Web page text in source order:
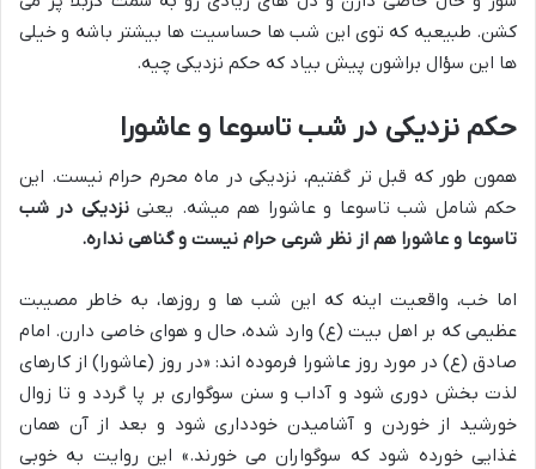
کشن. طبیعیه که توی این شب ها حساسیت ها بیشتر باشه و خیلی
ها این سؤال براشون پیش بیاد که حکم نزدیکی چیه.
حکم نزدیکی در شب تاسوعا و عاشورا
همون طور که قبل تر گفتیم، نزدیکی در ماه محرم حرام نیست. این
حکم شامل شب تاسوعا و عاشورا هم میشه. یعنینزدیکی در شب
تاسوعا و عاشورا هم از نظر شرعی حرام نیست و گناهی نداره.
اما خب، واقعیت اینه که این شب ها و روزها، به خاطر مصیبت
عظیمی که بر اهل بیت (ع) وارد شده، حال و هوای خاصی دارن. امام
صادق (ع) در مورد روز عاشورا فرموده اند: «در روز (عاشورا) از کارهای
لذت بخش دوری شود و آداب و سنن سوگواری بر پا گردد و تا زوال
خورشید از خوردن و آشامیدن خودداری شود و بعد از آن همان
غذایی خورده شود که سوگواران می خورند.» این روایت به خوبی